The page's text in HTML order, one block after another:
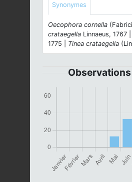
Synonymes
Oecophora cornella
crataegella Linnaeus, 1767 |
1775 | Tinea crataegella